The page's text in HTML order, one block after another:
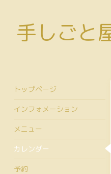
手しごと
トップページ
インフォメーション
メニュー
カレンダー
予約